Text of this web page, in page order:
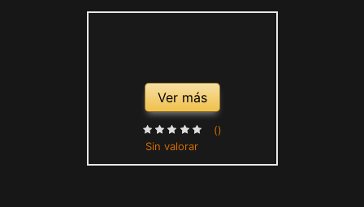
Ver más
Sin valorar
()